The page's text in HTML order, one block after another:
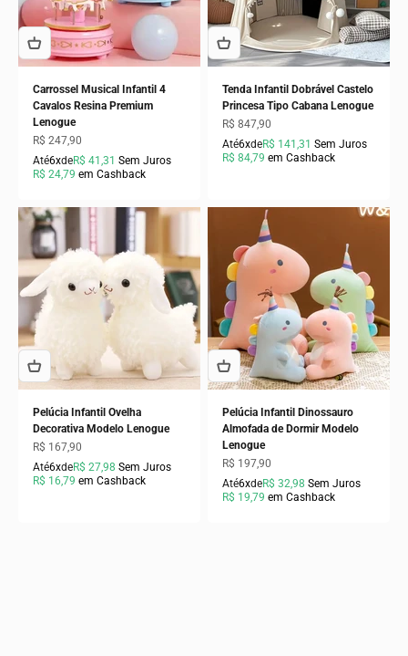
Carrossel Musical Infantil 4
Cavalos Resina Premium
Lenogue
Preço promocional
R$ 247,90
Até6xdeR$ 41,31 Sem Juros
R$ 24,79 em Cashback
Tenda Infantil Dobrável Castelo
Princesa Tipo Cabana Lenogue
Preço promocional
R$ 847,90
Até6xdeR$ 141,31 Sem Juros
R$ 84,79 em Cashback
Pelúcia Infantil Ovelha
Decorativa Modelo Lenogue
Preço promocional
R$ 167,90
Até6xdeR$ 27,98 Sem Juros
R$ 16,79 em Cashback
Pelúcia Infantil Dinossauro
Almofada de Dormir Modelo
Lenogue
Preço promocional
R$ 197,90
Até6xdeR$ 32,98 Sem Juros
R$ 19,79 em Cashback